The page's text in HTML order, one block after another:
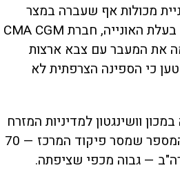
מכולות אף שעברה במצר
במסגרת "פרויקט חירות". בעלת האונייה, חברת CMA CGM
את המעבר עם צבא ארצות
כי הספינה הצרפתית לא
וושינגטון למדיניות המזרח
הקרוב, אמרה לעיתון כי המספר שמסר פיקוד המרכז — 70
— גבוה מכפי שציפתה.